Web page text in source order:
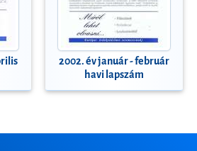
2002. év január - február
havi lapszám